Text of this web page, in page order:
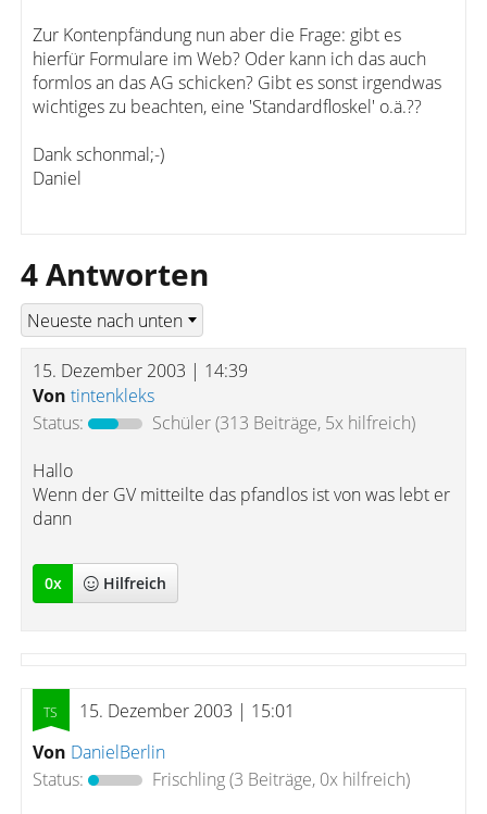
Zur Kontenpfändung nun aber die Frage: gibt es
hierfür Formulare im Web? Oder kann ich das auch
formlos an das AG schicken? Gibt es sonst irgendwas
wichtiges zu beachten, eine 'Standardfloskel' o.ä.??
Dank schonmal;-)
Daniel
4 Antworten
15. Dezember 2003 | 14:39
Von tintenkleks
Status:
Schüler(313 Beiträge, 5x hilfreich)
Hallo
Wenn der GV mitteilte das pfandlos ist von was lebt er
dann
0x Hilfreich
15. Dezember 2003 | 15:01
Von DanielBerlin
Status:
Frischling(3 Beiträge, 0x hilfreich)